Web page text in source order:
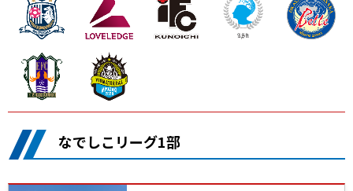
なでしこリーグ1部